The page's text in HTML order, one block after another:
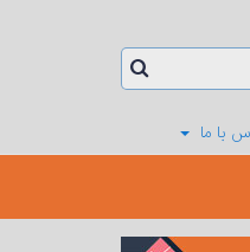
با ما